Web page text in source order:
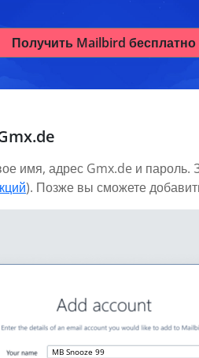
Получить Mailbird бесплатно
имя, адрес Gmx.de и пароль.
). Позже вы сможете
MB Snooze 99